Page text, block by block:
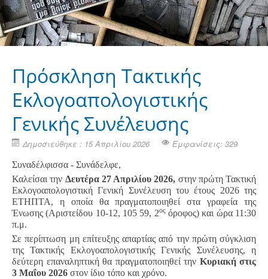
Πρόσκληση Τακτικής
Εκλογοαπολογιστικής
Γενικής Συνέλευσης
Δημοσιεύθηκε : 15 Απριλίου 2026 Εμφανίσεις: 329
Συναδέλφισσα - Συνάδελφε,
Καλείσαι την Δευτέρα 27 Απριλίου 2026, στην πρώτη Τακτική
Εκλογοαπολογιστική Γενική Συνέλευση του έτους 2026 της
ΕΤΗΠΤΑ, η οποία θα πραγματοποιηθεί στα γραφεία της
Ένωσης (Αριστείδου 10-12, 105 59, 2οςόροφος) και ώρα 11:30
π.μ.
Σε περίπτωση μη επίτευξης απαρτίας από την πρώτη σύγκλιση
της Τακτικής Εκλογοαπολογιστικής Γενικής Συνέλευσης, η
δεύτερη επαναληπτική θα πραγματοποιηθεί την Κυριακή στις
3 Μαΐου 2026 στον ίδιο τόπο και χρόνο.